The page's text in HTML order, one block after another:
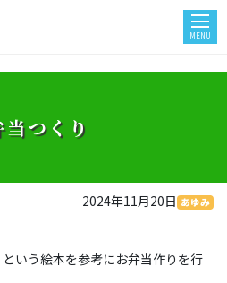
MENU
当つくり
2024年11月20日 あゆみ
いう絵本を参考にお弁当作りを行